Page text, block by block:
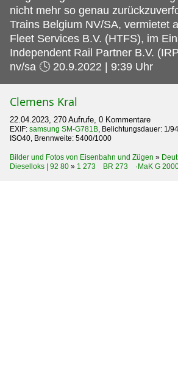
nicht mehr so genau
Trains Belgium NV/SA, vermietet
Fleet Services B.V. (HTFS), im
Independent Rail Partner B.V.
nv/sa 🕓 20.9.2022 | 9:39 Uhr
Clemens Kral
22.04.2023, 270 Aufrufe, 0 Kommentare
EXIF: samsung SM-G781B, Belichtungsdauer: 1/
ISO40, Brennweite: 5400/1000
Bilder und Fotos von Eisenbahn und Zügen »
Dieselloks | 92 80 » 1 273 BR 273 ·MaK G 2000